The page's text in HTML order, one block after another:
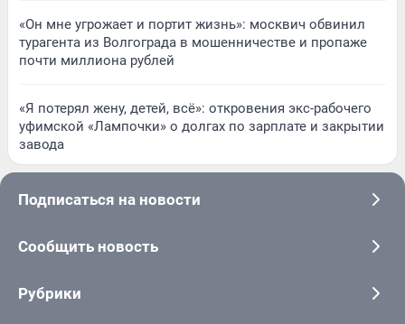
«Он мне угрожает и портит жизнь»: москвич обвинил
турагента из Волгограда в мошенничестве и пропаже
почти миллиона рублей
«Я потерял жену, детей, всё»: откровения экс-рабочего
уфимской «Лампочки» о долгах по зарплате и закрытии
завода
Подписаться на новости
Сообщить новость
Рубрики